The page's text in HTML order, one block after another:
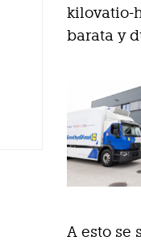
kilovatio-
barata y
A esto se